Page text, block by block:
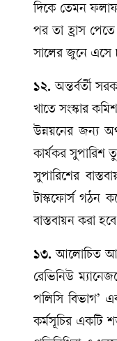
দিকে তেমন
পর তা হ্রাস
সালের জুনে এসে
১২. অন্তর্বর্তী
খাতে সংস্কার
উন্নয়নের জন্য
কার্যকর সুপারিশ
সুপারিশের
টাস্কফোর্স গঠন
বাস্তবায়ন করা
১৩. আলোচিত
রেভিনিউ
পলিসি বিভাগ’
কর্মসূচির একটি